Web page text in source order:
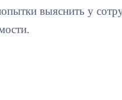
выяснить у